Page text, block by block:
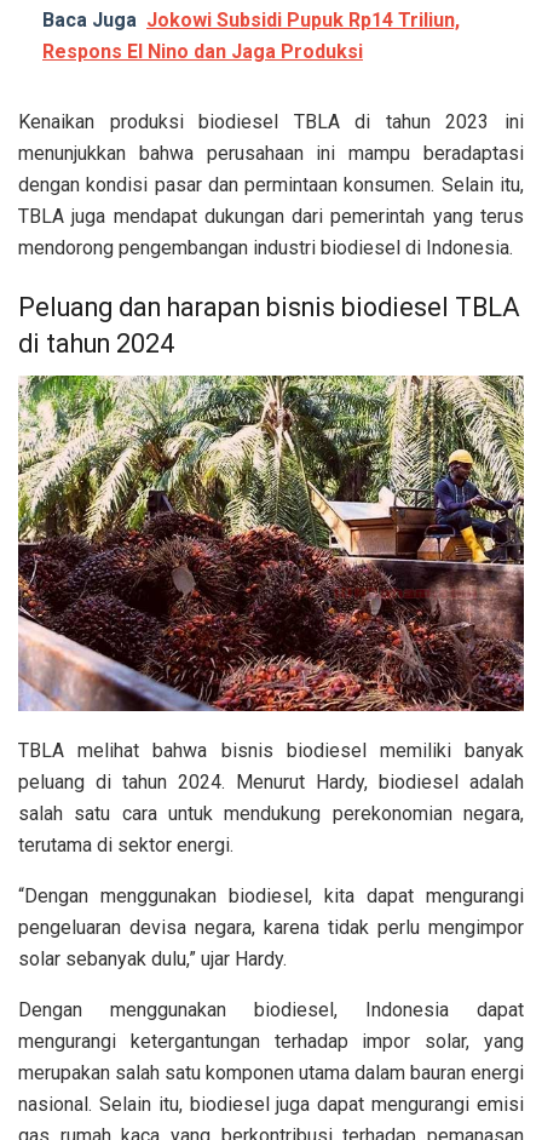
Baca Juga Jokowi Subsidi Pupuk Rp14 Triliun,
Respons El Nino dan Jaga Produksi
Kenaikan produksi biodiesel TBLA di tahun 2023 ini
menunjukkan bahwa perusahaan ini mampu beradaptasi
dengan kondisi pasar dan permintaan konsumen. Selain itu,
TBLA juga mendapat dukungan dari pemerintah yang terus
mendorong pengembangan industri biodiesel di Indonesia.
Peluang dan harapan bisnis biodiesel TBLA
di tahun 2024
TBLA melihat bahwa bisnis biodiesel memiliki banyak
peluang di tahun 2024. Menurut Hardy, biodiesel adalah
salah satu cara untuk mendukung perekonomian negara,
terutama di sektor energi.
“Dengan menggunakan biodiesel, kita dapat mengurangi
pengeluaran devisa negara, karena tidak perlu mengimpor
solar sebanyak dulu,” ujar Hardy.
Dengan menggunakan biodiesel, Indonesia dapat
mengurangi ketergantungan terhadap impor solar, yang
merupakan salah satu komponen utama dalam bauran energi
nasional. Selain itu, biodiesel juga dapat mengurangi emisi